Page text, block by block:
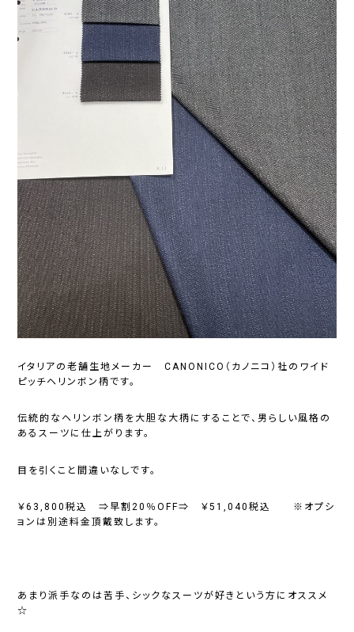
イタリアの老舗生地メーカー CANONICO（カノニコ）社のワイド
ピッチヘリンボン柄です。
伝統的なヘリンボン柄を大胆な大柄にすることで、男らしい風格の
あるスーツに仕上がります。
目を引くこと間違いなしです。
￥63,800税込 ⇒早割20％OFF⇒ ￥51,040税込 ※オプシ
ョンは別途料金頂戴致します。
あまり派手なのは苦手、シックなスーツが好きという方にオススメ
☆